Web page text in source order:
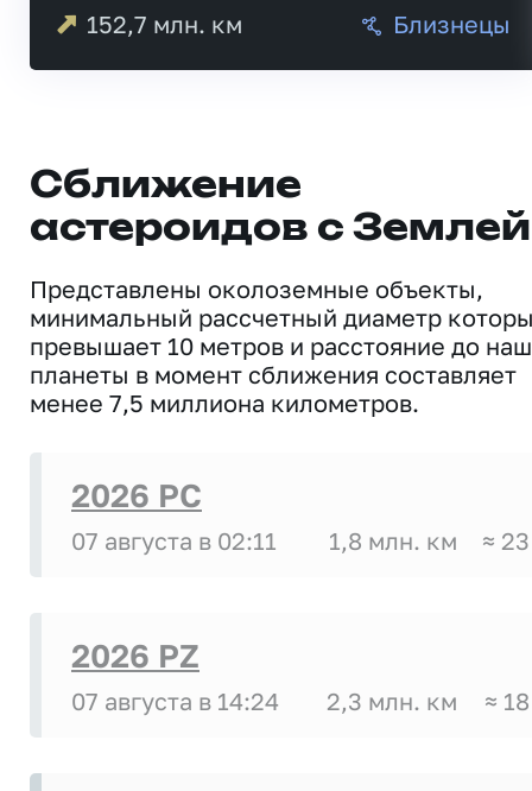
152,7 млн. км Близнецы
Сближение
астероидов с Землей
Представлены околоземные объекты,
минимальный рассчетный диаметр
превышает 10 метров и расстояние до
планеты в момент сближения составляет
менее 7,5 миллиона километров.
2026 PC
07 августа в 02:11 1,8 млн. км ≈
2026 PZ
07 августа в 14:24 2,3 млн. км ≈